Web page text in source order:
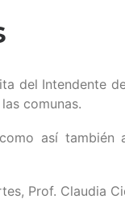
del Intendente
comunas.
así también
Prof. Claudia